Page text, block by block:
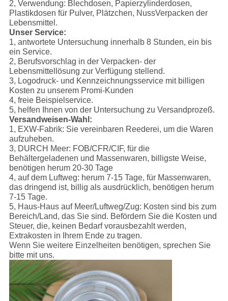
2, Verwendung: Blechdosen, Papierzylinderdosen,
Plastikdosen für Pulver, Plätzchen, NussVerpacken der
Lebensmittel.
Unser Service:
1, antwortete Untersuchung innerhalb 8 Stunden, ein bis
ein Service.
2, Berufsvorschlag in der Verpacken- der
Lebensmittellösung zur Verfügung stellend.
3, Logodruck- und Kennzeichnungsservice mit billigen
Kosten zu unserem Promi-Kunden
4, freie Beispielservice.
5, helfen Ihnen von der Untersuchung zu Versandprozeß.
Versandweisen-Wahl:
1, EXW-Fabrik: Sie vereinbaren Reederei, um die Waren
aufzuheben.
3, DURCH Meer: FOB/CFR/CIF, für die
Behältergeladenen und Massenwaren, billigste Weise,
benötigen herum 20-30 Tage
4, auf dem Luftweg: herum 7-15 Tage, für Massenwaren,
das dringend ist, billig als ausdrücklich, benötigen herum
7-15 Tage.
5, Haus-Haus auf Meer/Luftweg/Zug: Kosten sind bis zum
Bereich/Land, das Sie sind. Befördern Sie die Kosten und
Steuer, die, keinen Bedarf vorausbezahlt werden,
Extrakosten in Ihrem Ende zu tragen.
Wenn Sie weitere Einzelheiten benötigen, sprechen Sie
bitte mit uns.